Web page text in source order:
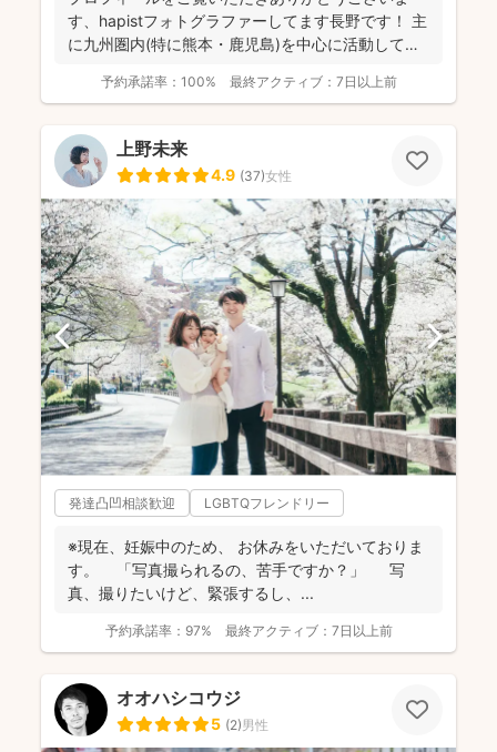
す、hapistフォトグラファーしてます長野です！ 主
に九州圏内(特に熊本・鹿児島)を中心に活動してお
予約承諾率： 100% 最終アクティブ： 7日以上前
上野未来
4.9 (37)女性
発達凸凹相談歓迎 LGBTQフレンドリー
※現在、妊娠中のため、 お休みをいただいておりま
す。 「写真撮られるの、苦手ですか？」 写
真、撮りたいけど、緊張するし、 ...
予約承諾率： 97% 最終アクティブ： 7日以上前
オオハシコウジ
5 (2)男性